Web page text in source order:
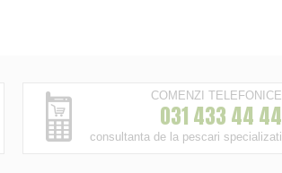
COMENZI TELEFONICE
031 433 44 44
consultanta de la pescari specializati